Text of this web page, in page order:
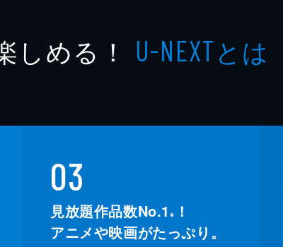
しめる！ U-NEXTとは
03
見放題作品数No.1 ※
！
アニメや映画がたっぷり。